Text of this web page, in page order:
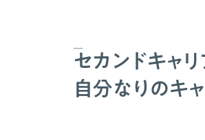
セカンドキャ
自分なりのキ